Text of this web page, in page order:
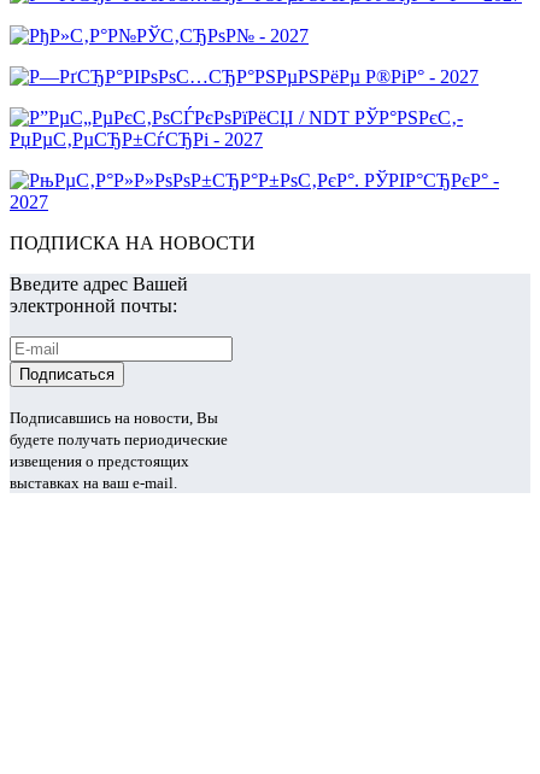
ПОДПИСКА НА НОВОСТИ
Введите адрес Вашей
электронной почты:
Подписавшись на новости, Вы
будете получать периодические
извещения о предстоящих
выставках на ваш e-mail.